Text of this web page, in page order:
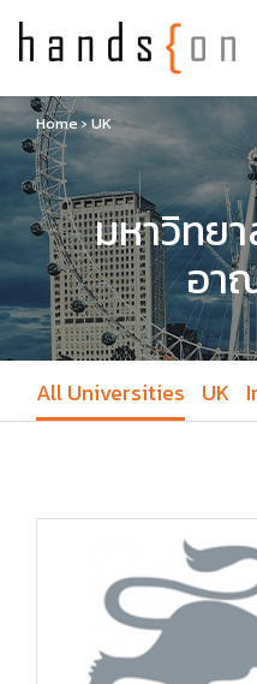
Home›UK
มหาวิทย
อา
All Universities UK